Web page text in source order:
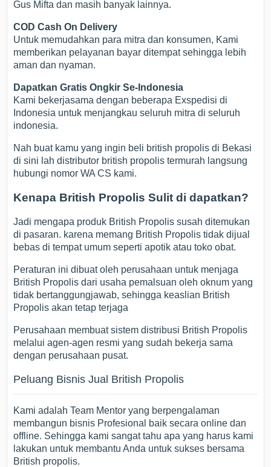
Gus Mifta dan masih banyak lainnya.
COD Cash On Delivery
Untuk memudahkan para mitra dan konsumen, Kami
memberikan pelayanan bayar ditempat sehingga lebih
aman dan nyaman.
Dapatkan Gratis Ongkir Se-Indonesia
Kami bekerjasama dengan beberapa Exspedisi di
Indonesia untuk menjangkau seluruh mitra di seluruh
indonesia.
Nah buat kamu yang ingin beli british propolis di Bekasi
di sini lah distributor british propolis termurah langsung
hubungi nomor WA CS kami.
Kenapa British Propolis Sulit di dapatkan?
Jadi mengapa produk British Propolis susah ditemukan
di pasaran. karena memang British Propolis tidak dijual
bebas di tempat umum seperti apotik atau toko obat.
Peraturan ini dibuat oleh perusahaan untuk menjaga
British Propolis dari usaha pemalsuan oleh oknum yang
tidak bertanggungjawab, sehingga keaslian British
Propolis akan tetap terjaga
Perusahaan membuat sistem distribusi British Propolis
melalui agen-agen resmi yang sudah bekerja sama
dengan perusahaan pusat.
Peluang Bisnis Jual British Propolis
Kami adalah Team Mentor yang berpengalaman
membangun bisnis Profesional baik secara online dan
offline. Sehingga kami sangat tahu apa yang harus kami
lakukan untuk membantu Anda untuk sukses bersama
British propolis.